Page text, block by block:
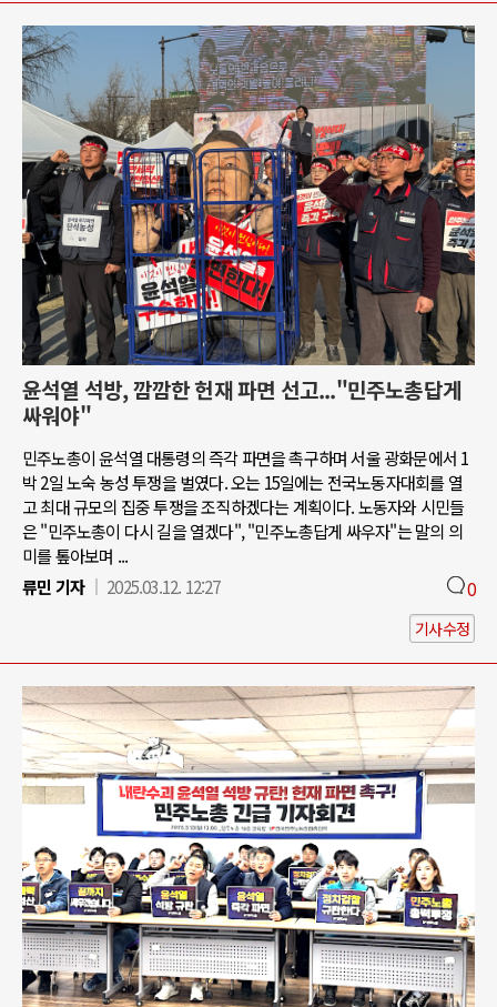
윤석열 석방, 깜깜한 헌재 파면 선고..."민주노총답게
싸워야"
민주노총이 윤석열 대통령의 즉각 파면을 촉구하며 서울 광화문에서 1
박 2일 노숙 농성 투쟁을 벌였다. 오는 15일에는 전국노동자대회를 열
고 최대 규모의 집중 투쟁을 조직하겠다는 계획이다. 노동자와 시민들
은 "민주노총이 다시 길을 열겠다", "민주노총답게 싸우자"는 말의 의
미를 톺아보며 ...
류민 기자
2025.03.12. 12:27 0
기사수정